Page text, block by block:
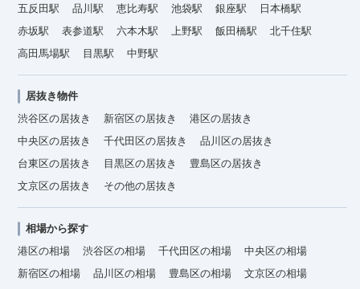
五反田駅
品川駅 恵比寿駅 池袋駅 銀座駅
日本橋駅
赤坂駅
表参道駅 六本木駅 上野駅 飯田橋駅
北千住駅
高田馬場駅
目黒駅 中野駅
居抜き物件
渋谷区の居抜き
新宿区の居抜き
港区の居抜き
中央区の居抜き
千代田区の居抜き
品川区の居抜き
台東区の居抜き
目黒区の居抜き
豊島区の居抜き
文京区の居抜き
その他の居抜き
相場から探す
港区の相場
渋谷区の相場 千代田区の相場
中央区の相場
新宿区の相場
品川区の相場 豊島区の相場
文京区の相場